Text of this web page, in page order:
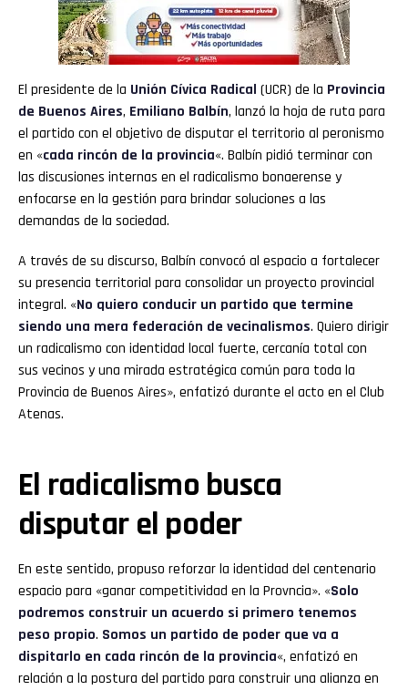
El presidente de la Unión Cívica Radical (UCR) de la Provincia
de Buenos Aires, Emiliano Balbín, lanzó la hoja de ruta para
el partido con el objetivo de disputar el territorio al peronismo
en «cada rincón de la provincia«. Balbín pidió terminar con
las discusiones internas en el radicalismo bonaerense y
enfocarse en la gestión para brindar soluciones a las
demandas de la sociedad.
A través de su discurso, Balbín convocó al espacio a fortalecer
su presencia territorial para consolidar un proyecto provincial
integral. «No quiero conducir un partido que termine
siendo una mera federación de vecinalismos. Quiero dirigir
un radicalismo con identidad local fuerte, cercanía total con
sus vecinos y una mirada estratégica común para toda la
Provincia de Buenos Aires», enfatizó durante el acto en el Club
Atenas.
El radicalismo busca
disputar el poder
En este sentido, propuso reforzar la identidad del centenario
espacio para «ganar competitividad en la Provncia». «Solo
podremos construir un acuerdo si primero tenemos
peso propio. Somos un partido de poder que va a
dispitarlo en cada rincón de la provincia«, enfatizó en
relación a la postura del partido para construir una alianza en